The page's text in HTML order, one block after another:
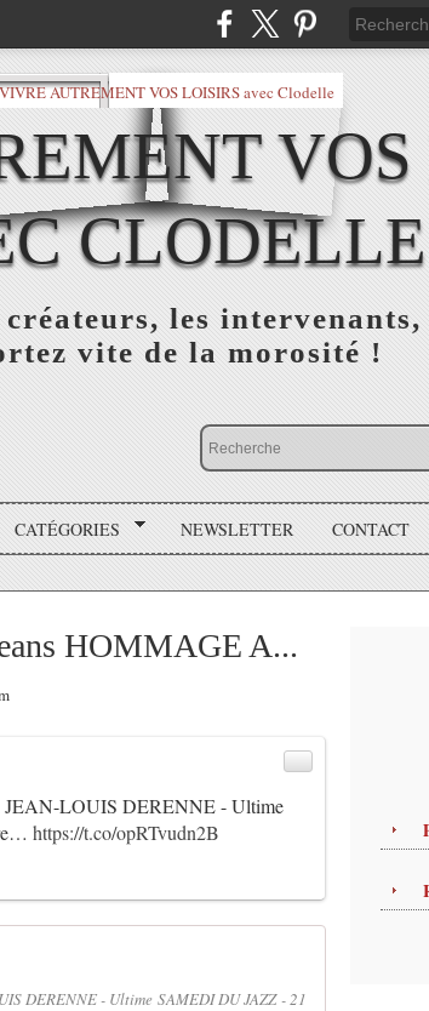
VOS
CLODELLE
les
vite de la morosité !
CATÉGORIES NEWSLETTER CONTACT
HOMMAGE A...
LOUIS DERENNE - Ultime
https://t.co/opRTvudn2B
DERENNE - Ultime SAMEDI DU JAZZ - 21